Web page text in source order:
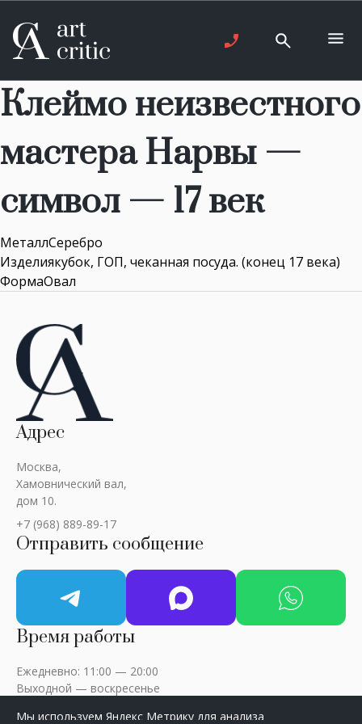
Клеймо неизвестного
мастера Нарвы —
символ — 17 век
МеталлСеребро
Изделиякубок, ГОП, чеканная посуда. (конец 17 века)
ФормаОвал
Адрес
Москва,
Хамовнический вал,
дом 10.
+7 (968) 889-89-17
Отправить сообщение
Время работы
Ежедневно: 11:00 — 20:00
Выходной — воскресенье
Мы используем Яндекс Метрику для анализа